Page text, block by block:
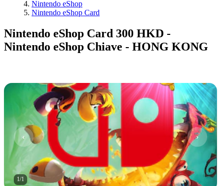
Nintendo eShop
Nintendo eShop Card
Nintendo eShop Card 300 HKD -
Nintendo eShop Chiave - HONG KONG
1/1